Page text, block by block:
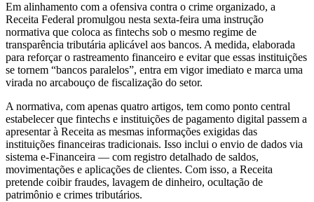
Em alinhamento com a ofensiva contra o crime organizado, a
Receita Federal promulgou nesta sexta-feira uma instrução
normativa que coloca as fintechs sob o mesmo regime de
transparência tributária aplicável aos bancos. A medida, elaborada
para reforçar o rastreamento financeiro e evitar que essas instituições
se tornem “bancos paralelos”, entra em vigor imediato e marca uma
virada no arcabouço de fiscalização do setor.
A normativa, com apenas quatro artigos, tem como ponto central
estabelecer que fintechs e instituições de pagamento digital passem a
apresentar à Receita as mesmas informações exigidas das
instituições financeiras tradicionais. Isso inclui o envio de dados via
sistema e-Financeira — com registro detalhado de saldos,
movimentações e aplicações de clientes. Com isso, a Receita
pretende coibir fraudes, lavagem de dinheiro, ocultação de
patrimônio e crimes tributários.